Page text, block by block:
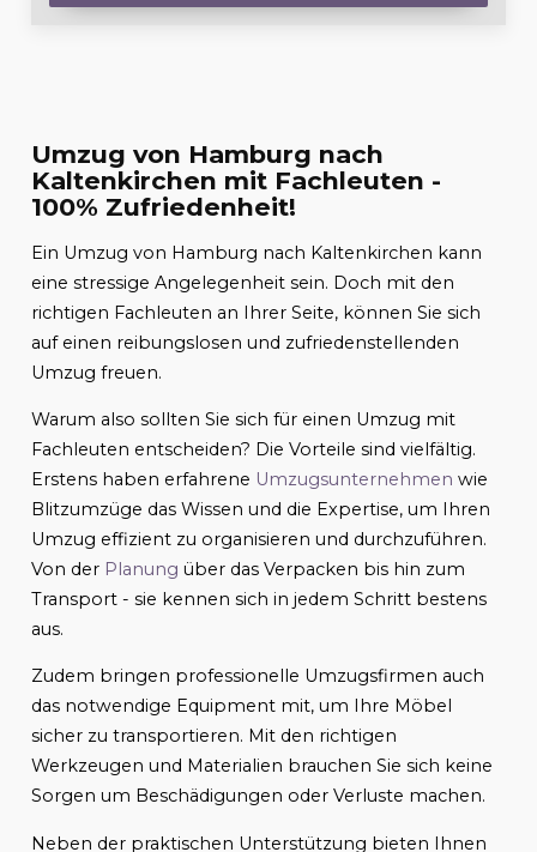
Umzug von Hamburg nach
Kaltenkirchen mit Fachleuten -
100% Zufriedenheit!
Ein Umzug von Hamburg nach Kaltenkirchen kann
eine stressige Angelegenheit sein. Doch mit den
richtigen Fachleuten an Ihrer Seite, können Sie sich
auf einen reibungslosen und zufriedenstellenden
Umzug freuen.
Warum also sollten Sie sich für einen Umzug mit
Fachleuten entscheiden? Die Vorteile sind vielfältig.
Erstens haben erfahrene Umzugsunternehmen wie
Blitzumzüge das Wissen und die Expertise, um Ihren
Umzug effizient zu organisieren und durchzuführen.
Von der Planung über das Verpacken bis hin zum
Transport - sie kennen sich in jedem Schritt bestens
aus.
Zudem bringen professionelle Umzugsfirmen auch
das notwendige Equipment mit, um Ihre Möbel
sicher zu transportieren. Mit den richtigen
Werkzeugen und Materialien brauchen Sie sich keine
Sorgen um Beschädigungen oder Verluste machen.
Neben der praktischen Unterstützung bieten Ihnen